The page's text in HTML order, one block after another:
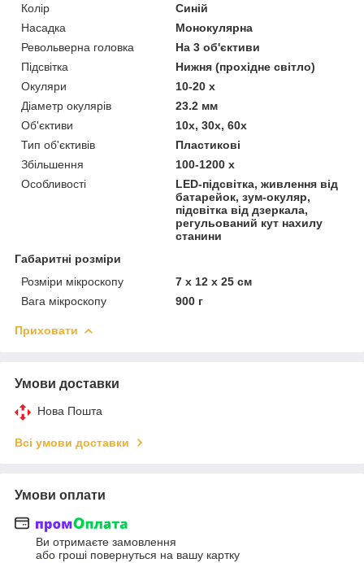
Колір
Синій
Насадка
Монокулярна
Револьверна головка
На 3 об'єктиви
Підсвітка
Нижня (прохідне світло)
Окуляри
10-20 x
Діаметр окулярів
23.2 мм
Об'єктиви
10х, 30х, 60х
Тип об'єктивів
Пластикові
Збільшення
100-1200 x
Особливості
LED-підсвітка, живлення від
батарейок, зум-окуляр,
підсвітка від дзеркала,
регульований кут нахилу
станини
Габаритні розміри
Розміри мікроскопу
7 х 12 х 25 см
Вага мікроскопу
900 г
Приховати
Умови доставки
Нова Пошта
Всі умови доставки
Умови оплати
Ви отримаєте замовлення
або гроші повернуться на вашу картку